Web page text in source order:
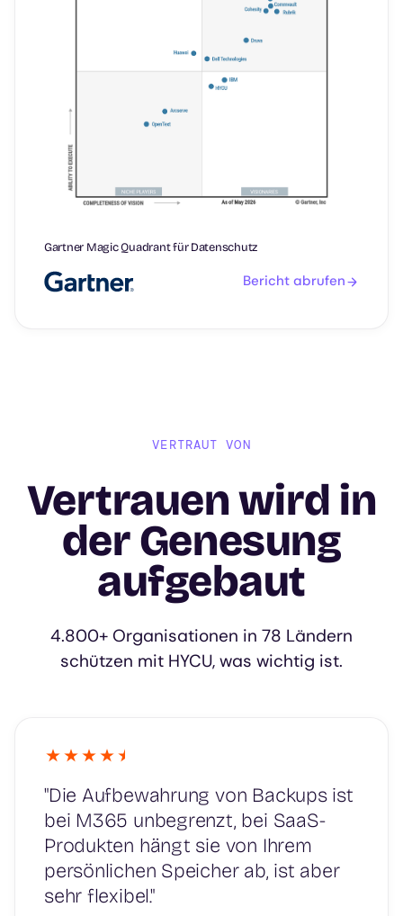
Gartner Magic Quadrant für Datenschutz
Bericht abrufen
VERTRAUT VON
Vertrauen wird in
der Genesung
aufgebaut
4.800+ Organisationen in 78 Ländern
schützen mit HYCU, was wichtig ist.
"Die Aufbewahrung von Backups ist
bei M365 unbegrenzt, bei SaaS-
Produkten hängt sie von Ihrem
persönlichen Speicher ab, ist aber
sehr flexibel."